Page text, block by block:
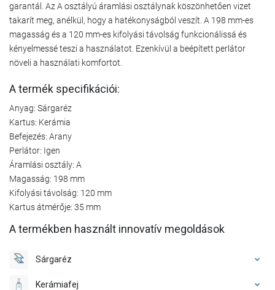
garantál. Az A osztályú áramlási osztálynak köszönhetően vizet
takarít meg, anélkül, hogy a hatékonyságból veszít. A 198 mm-es
magasság és a 120 mm-es kifolyási távolság funkcionálissá és
kényelmessé teszi a használatot. Ezenkívül a beépített perlátor
növeli a használati komfortot.
A termék specifikációi:
Anyag: Sárgaréz
Kartus: Kerámia
Befejezés: Arany
Perlátor: Igen
Áramlási osztály: A
Magasság: 198 mm
Kifolyási távolság: 120 mm
Kartus átmérője: 35 mm
A termékben használt innovatív megoldások
Sárgaréz
Kerámiafej